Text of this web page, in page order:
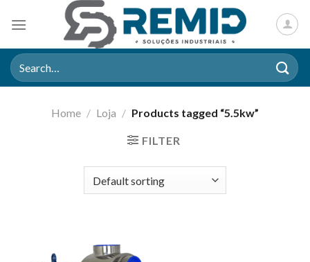
Search
for:
Home / Loja / Products tagged “5.5kw”
FILTER